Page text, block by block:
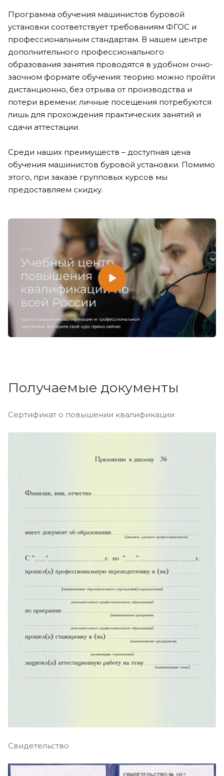
Программа обучения машинистов буровой
установки соответствует требованиям ФГОС и
профессиональным стандартам. В нашем центре
дополнительного профессионального
образования занятия проводятся в удобном очно-
заочном формате обучения: теорию можно пройти
дистанционно, без отрыва от производства и
потери времени; личные посещения потребуются
лишь для прохождения практических занятий и
сдачи аттестации.
Среди наших преимуществ – доступная цена
обучения машинистов буровой установки. Помимо
этого, при заказе групповых курсов мы
предоставляем скидку.
Получаемые документы
Сертификат о повышении квалификации
Свидетельство